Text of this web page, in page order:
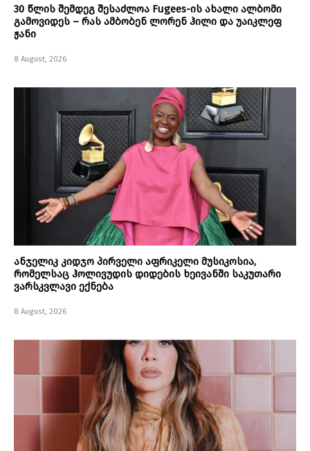
30 წლის შემდეგ შესაძლოა Fugees-ის ახალი ალბომი
გამოვიდეს – რას ამბობენ ლორენ ჰილი და უაიკლეფ
ჟანი
8 August, 2026
ანჯელიკ კიდჯო პირველი აფრიკელი მუსიკოსია,
რომელსაც ჰოლივუდის დიდების ხეივანში საკუთარი
ვარსკვლავი ექნება
8 August, 2026